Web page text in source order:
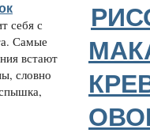
себя с
Самые
встают
словно